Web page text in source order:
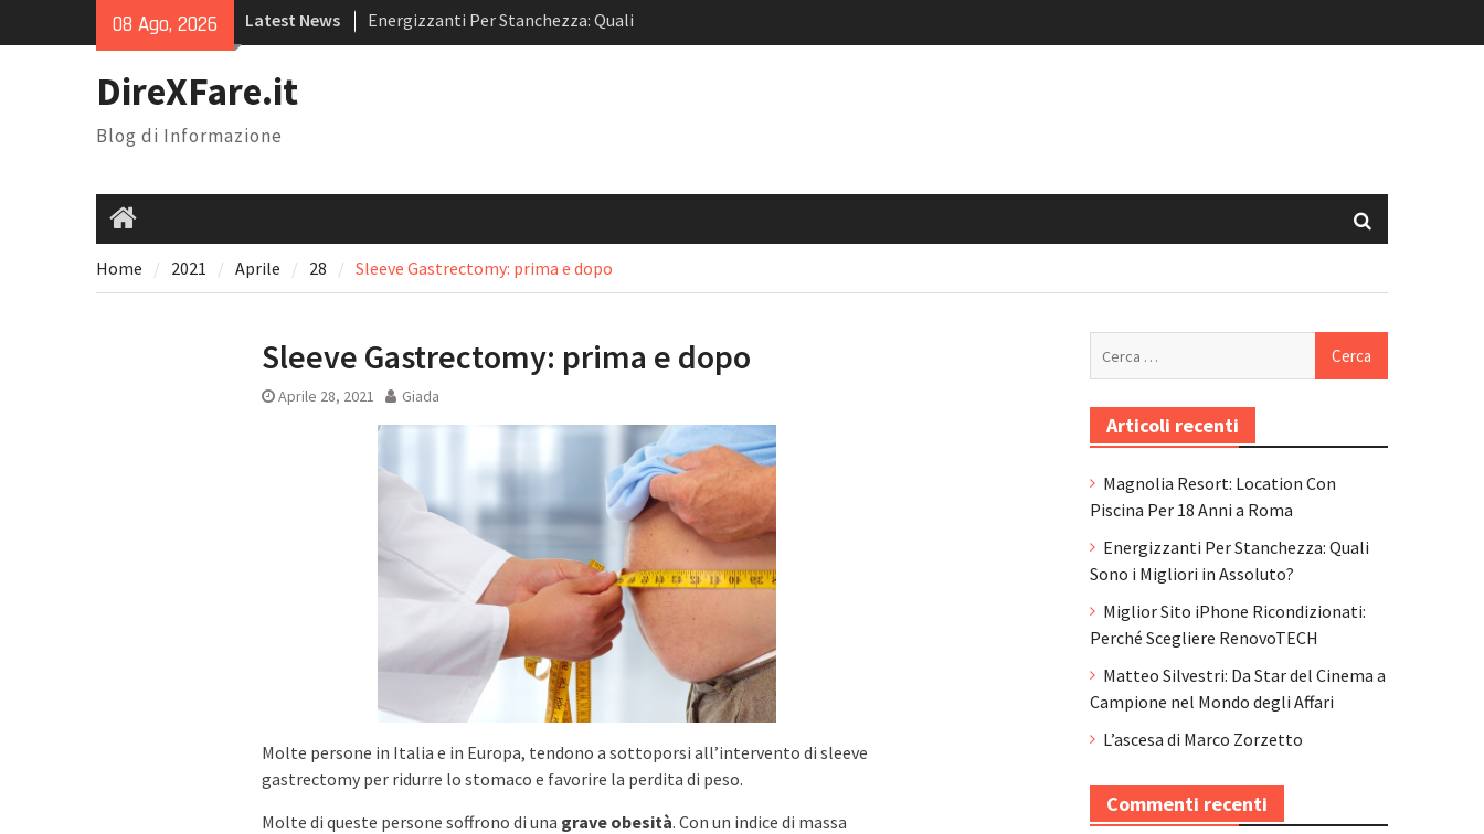
to
08 Ago, 2026 Latest News
Energizzanti Per Stanchezza: Quali
Sono i Migliori in Assoluto?
DireXFare.it
Blog di Informazione
Home 2021 Aprile 28 Sleeve Gastrectomy: prima e dopo
Sleeve Gastrectomy: prima e dopo
Aprile 28, 2021 Giada
Molte persone in Italia e in Europa, tendono a sottoporsi all’intervento di sleeve
gastrectomy per ridurre lo stomaco e favorire la perdita di peso.
Molte di queste persone soffrono di una grave obesità. Con un indice di massa
Articoli recenti
Magnolia Resort: Location Con
Piscina Per 18 Anni a Roma
Energizzanti Per Stanchezza: Quali
Sono i Migliori in Assoluto?
Miglior Sito iPhone Ricondizionati:
Perché Scegliere RenovoTECH
Matteo Silvestri: Da Star del Cinema a
Campione nel Mondo degli Affari
L’ascesa di Marco Zorzetto
Commenti recenti